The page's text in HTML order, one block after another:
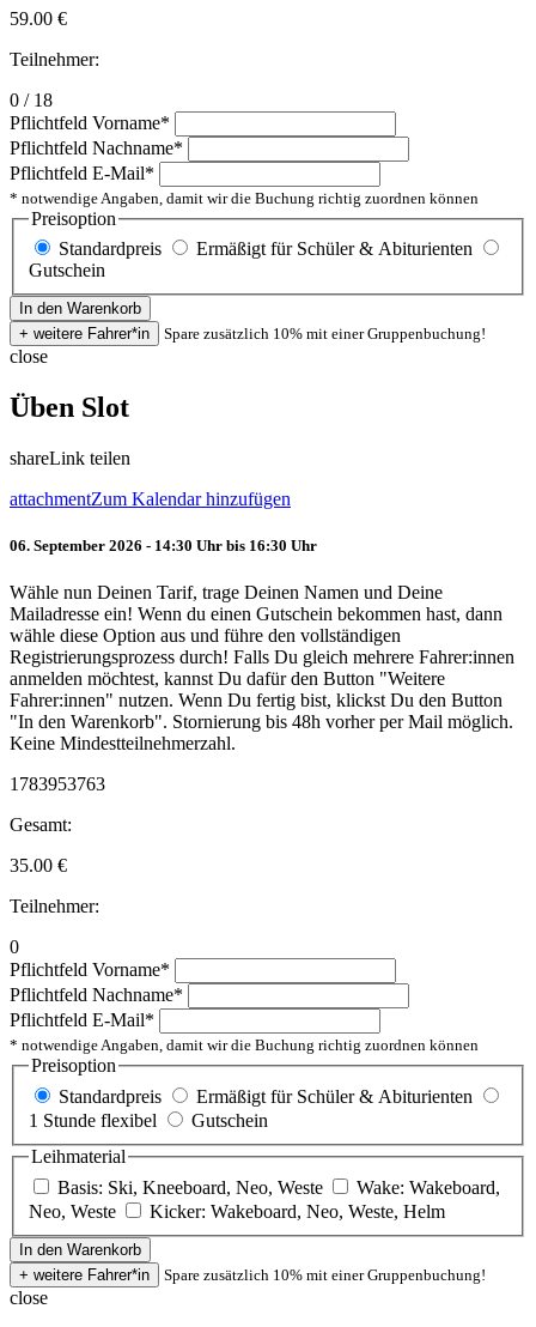
59.00 €
Teilnehmer:
0 / 18
Pflichtfeld Vorname*
Pflichtfeld Nachname*
Pflichtfeld E-Mail*
* notwendige Angaben, damit wir die Buchung richtig zuordnen können
Preisoption
Standardpreis
Ermäßigt für Schüler & Abiturienten
Gutschein
Spare zusätzlich 10% mit einer Gruppenbuchung!
close
Üben Slot
shareLink teilen
attachmentZum Kalendar hinzufügen
06. September 2026 - 14:30 Uhr bis 16:30 Uhr
Wähle nun Deinen Tarif, trage Deinen Namen und Deine
Mailadresse ein! Wenn du einen Gutschein bekommen hast, dann
wähle diese Option aus und führe den vollständigen
Registrierungsprozess durch! Falls Du gleich mehrere Fahrer:innen
anmelden möchtest, kannst Du dafür den Button "Weitere
Fahrer:innen" nutzen. Wenn Du fertig bist, klickst Du den Button
"In den Warenkorb". Stornierung bis 48h vorher per Mail möglich.
Keine Mindestteilnehmerzahl.
1783953763
Gesamt:
35.00 €
Teilnehmer:
0
Pflichtfeld Vorname*
Pflichtfeld Nachname*
Pflichtfeld E-Mail*
* notwendige Angaben, damit wir die Buchung richtig zuordnen können
Preisoption
Standardpreis
Ermäßigt für Schüler & Abiturienten
1 Stunde flexibel
Gutschein
Leihmaterial
Basis: Ski, Kneeboard, Neo, Weste
Wake: Wakeboard,
Neo, Weste
Kicker: Wakeboard, Neo, Weste, Helm
Spare zusätzlich 10% mit einer Gruppenbuchung!
close